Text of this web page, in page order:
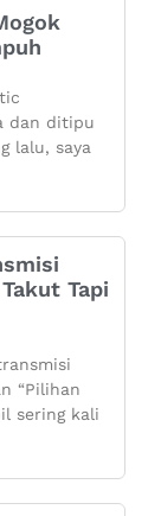
dan ditipu
lalu, saya
Tapi
“Pilihan
sering kali